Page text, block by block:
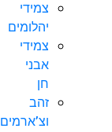
צמידי
יהלומים
צמידי
אבני
חן
זהב
וצ’ארמים